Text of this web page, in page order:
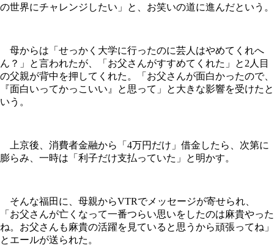
の世界にチャレンジしたい」と、お笑いの道に進んだという。
母からは「せっかく大学に行ったのに芸人はやめてくれへ
ん？」と言われたが、「お父さんがすすめてくれた」と2人目
の父親が背中を押してくれた。「お父さんが面白かったので、
『面白いってかっこいい』と思って」と大きな影響を受けたと
いう。
上京後、消費者金融から「4万円だけ」借金したら、次第に
膨らみ、一時は「利子だけ支払っていた」と明かす。
そんな福田に、母親からVTRでメッセージが寄せられ、
「お父さんが亡くなって一番つらい思いをしたのは麻貴やった
ね。お父さんも麻貴の活躍を見ていると思うから頑張ってね」
とエールが送られた。